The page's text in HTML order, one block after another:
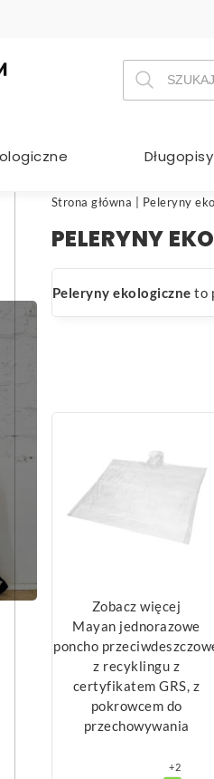
produktów
Strona główna Peleryny
PELERYNY
Peleryny ekologiczne to
Zobacz więcej
Mayan jednorazowe
poncho
z recyklingu z
certyfikatem GRS, z
pokrowcem do
przechowywania
+2